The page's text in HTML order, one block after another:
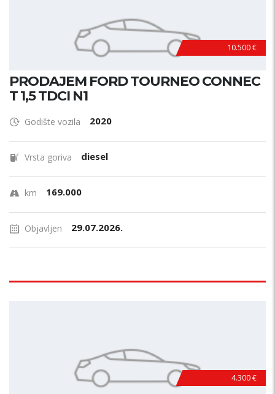
10.500 €
PRODAJEM FORD TOURNEO CONNEC
T 1,5 TDCI N1
Godište vozila 2020
Vrsta goriva diesel
km 169.000
Objavljen 29.07.2026.
4.300 €